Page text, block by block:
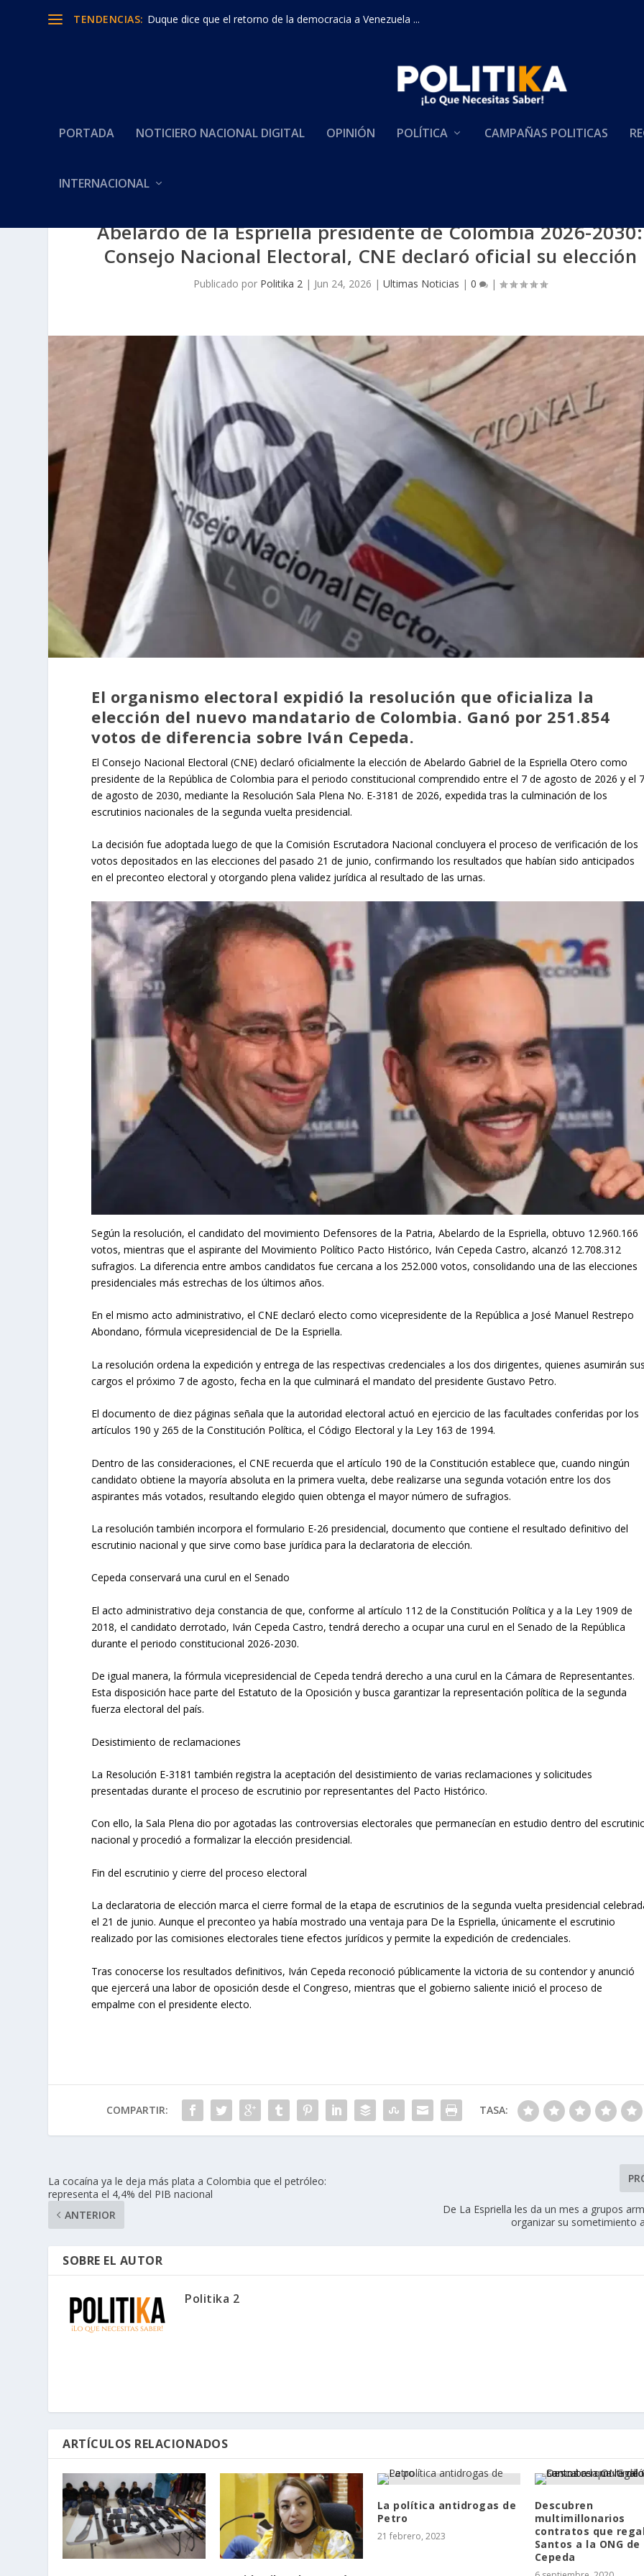
TENDENCIAS: Duque dice que el retorno de la democracia a Venezuela ...
PORTADA NOTICIERO NACIONAL DIGITAL OPINIÓN POLÍTICA CAMPAÑAS POLITICAS
INTERNACIONAL
Abelardo de la Espriella presidente de Colombia 2026-2030:
Consejo Nacional Electoral, CNE declaró oficial su elección
Publicado por Politika 2| Jun 24, 2026 | Ultimas Noticias | 0 |
El organismo electoral expidió la resolución que oficializa la
elección del nuevo mandatario de Colombia. Ganó por 251.854
votos de diferencia sobre Iván Cepeda.
El Consejo Nacional Electoral (CNE) declaró oficialmente la elección de Abelardo Gabriel de la Espriella Otero como
presidente de la República de Colombia para el periodo constitucional comprendido entre el 7 de agosto de 2026 y el
de agosto de 2030, mediante la Resolución Sala Plena No. E-3181 de 2026, expedida tras la culminación de los
escrutinios nacionales de la segunda vuelta presidencial.
La decisión fue adoptada luego de que la Comisión Escrutadora Nacional concluyera el proceso de verificación de los
votos depositados en las elecciones del pasado 21 de junio, confirmando los resultados que habían sido anticipados
en el preconteo electoral y otorgando plena validez jurídica al resultado de las urnas.
Según la resolución, el candidato del movimiento Defensores de la Patria, Abelardo de la Espriella, obtuvo 12.960.166
votos, mientras que el aspirante del Movimiento Político Pacto Histórico, Iván Cepeda Castro, alcanzó 12.708.312
sufragios. La diferencia entre ambos candidatos fue cercana a los 252.000 votos, consolidando una de las elecciones
presidenciales más estrechas de los últimos años.
En el mismo acto administrativo, el CNE declaró electo como vicepresidente de la República a José Manuel Restrepo
Abondano, fórmula vicepresidencial de De la Espriella.
La resolución ordena la expedición y entrega de las respectivas credenciales a los dos dirigentes, quienes asumirán
cargos el próximo 7 de agosto, fecha en la que culminará el mandato del presidente Gustavo Petro.
El documento de diez páginas señala que la autoridad electoral actuó en ejercicio de las facultades conferidas por los
artículos 190 y 265 de la Constitución Política, el Código Electoral y la Ley 163 de 1994.
Dentro de las consideraciones, el CNE recuerda que el artículo 190 de la Constitución establece que, cuando ningún
candidato obtiene la mayoría absoluta en la primera vuelta, debe realizarse una segunda votación entre los dos
aspirantes más votados, resultando elegido quien obtenga el mayor número de sufragios.
La resolución también incorpora el formulario E-26 presidencial, documento que contiene el resultado definitivo del
escrutinio nacional y que sirve como base jurídica para la declaratoria de elección.
Cepeda conservará una curul en el Senado
El acto administrativo deja constancia de que, conforme al artículo 112 de la Constitución Política y a la Ley 1909 de
2018, el candidato derrotado, Iván Cepeda Castro, tendrá derecho a ocupar una curul en el Senado de la República
durante el periodo constitucional 2026-2030.
De igual manera, la fórmula vicepresidencial de Cepeda tendrá derecho a una curul en la Cámara de Representantes.
Esta disposición hace parte del Estatuto de la Oposición y busca garantizar la representación política de la segunda
fuerza electoral del país.
Desistimiento de reclamaciones
La Resolución E-3181 también registra la aceptación del desistimiento de varias reclamaciones y solicitudes
presentadas durante el proceso de escrutinio por representantes del Pacto Histórico.
Con ello, la Sala Plena dio por agotadas las controversias electorales que permanecían en estudio dentro del
nacional y procedió a formalizar la elección presidencial.
Fin del escrutinio y cierre del proceso electoral
La declaratoria de elección marca el cierre formal de la etapa de escrutinios de la segunda vuelta presidencial
el 21 de junio. Aunque el preconteo ya había mostrado una ventaja para De la Espriella, únicamente el escrutinio
realizado por las comisiones electorales tiene efectos jurídicos y permite la expedición de credenciales.
Tras conocerse los resultados definitivos, Iván Cepeda reconoció públicamente la victoria de su contendor y anunció
que ejercerá una labor de oposición desde el Congreso, mientras que el gobierno saliente inició el proceso de
empalme con el presidente electo.
COMPARTIR: TASA:
La cocaína ya le deja más plata a Colombia que el petróleo:
representa el 4,4% del PIB nacional
ANTERIOR
De La Espriella les da un mes a grupos
organizar su sometimiento
SOBRE EL AUTOR
Politika 2
ARTÍCULOS RELACIONADOS
La política antidrogas de
Petro
21 febrero, 2023
Descubren
multimillonarios
contratos que
Santos a la ONG de
Cepeda